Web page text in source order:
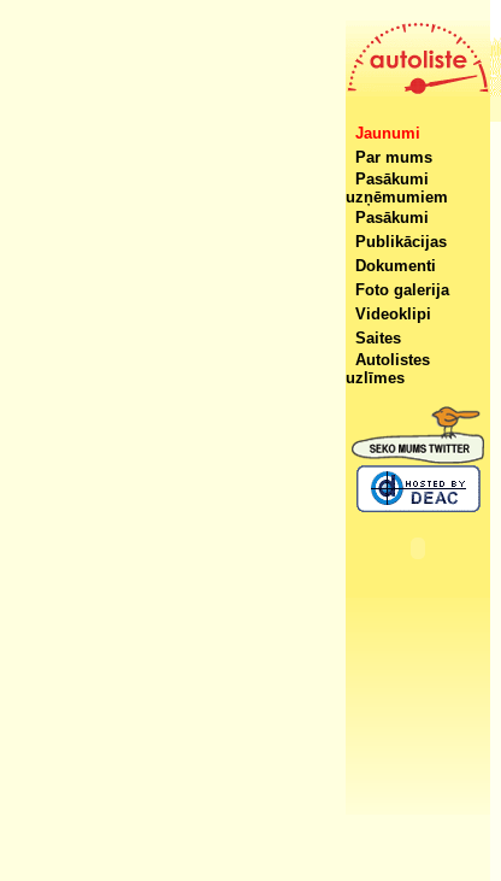
Jaunumi
Par mums
Pasākumi
uzņēmumiem
Pasākumi
Publikācijas
Dokumenti
Foto galerija
Videoklipi
Saites
Autolistes
uzlīmes